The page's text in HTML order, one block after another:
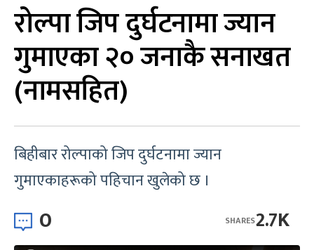
रोल्पा जिप दुर्घटनामा ज्यान
गुमाएका २० जनाकै सनाखत
(नामसहित)
बिहीबार रोल्पाको जिप दुर्घटनामा ज्यान
गुमाएकाहरूको पहिचान खुलेको छ ।
0 2.7K
SHARES